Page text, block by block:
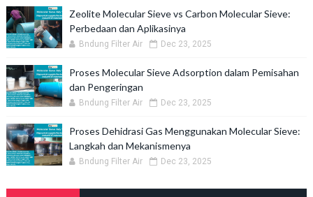
Zeolite Molecular Sieve vs Carbon Molecular Sieve:
Perbedaan dan Aplikasinya
Bndung Filter Air Dec 23, 2025
Proses Molecular Sieve Adsorption dalam Pemisahan
dan Pengeringan
Bndung Filter Air Dec 23, 2025
Proses Dehidrasi Gas Menggunakan Molecular Sieve:
Langkah dan Mekanismenya
Bndung Filter Air Dec 23, 2025